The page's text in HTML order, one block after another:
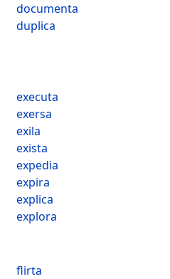
documenta
duplica
executa
exersa
exila
exista
expedia
expira
explica
explora
flirta